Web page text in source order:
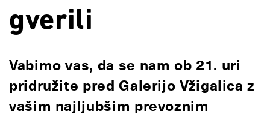
gverili
Vabimo vas, da se nam ob 21. uri
pridružite pred Galerijo Vžigalica z
vašim najljubšim prevoznim